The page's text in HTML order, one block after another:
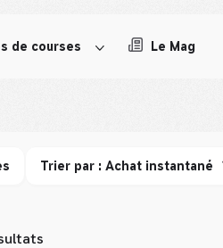
de courses Le Mag
Trier par : Achat instantané